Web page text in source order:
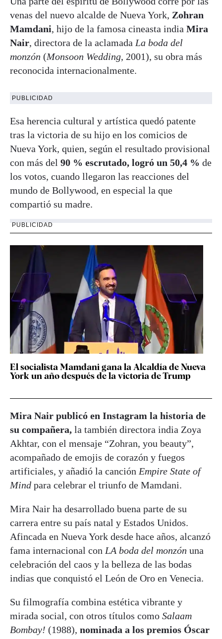
venas del nuevo alcalde de Nueva York, Zohran
Mamdani, hijo de la famosa cineasta india Mira
Nair, directora de la aclamada La boda del
monzón (Monsoon Wedding, 2001), su obra más
reconocida internacionalmente.
PUBLICIDAD
Esa herencia cultural y artística quedó patente
tras la victoria de su hijo en los comicios de
Nueva York, quien, según el resultado provisional
con más del 90 % escrutado, logró un 50,4 % de
los votos, cuando llegaron las reacciones del
mundo de Bollywood, en especial la que
compartió su madre.
PUBLICIDAD
El socialista Mamdani gana la Alcaldía de Nueva
York un año después de la victoria de Trump
Mira Nair publicó en Instagram la historia de
su compañera, la también directora india Zoya
Akhtar, con el mensaje “Zohran, you beauty”,
acompañado de emojis de corazón y fuegos
artificiales, y añadió la canción Empire State of
Mind para celebrar el triunfo de Mamdani.
Mira Nair ha desarrollado buena parte de su
carrera entre su país natal y Estados Unidos.
Afincada en Nueva York desde hace años, alcanzó
fama internacional con LA boda del monzón una
celebración del caos y la belleza de las bodas
indias que conquistó el León de Oro en Venecia.
Su filmografía combina estética vibrante y
mirada social, con otros títulos como Salaam
Bombay! (1988), nominada a los premios Óscar